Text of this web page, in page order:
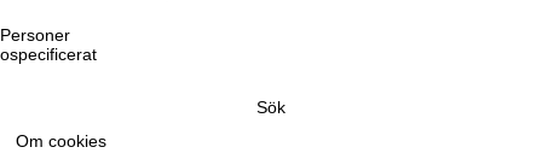
Om cookies
Personer
ospecificerat
Sök